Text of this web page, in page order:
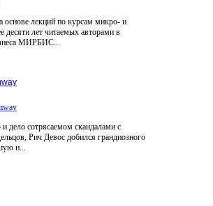
основе лекций по курсам микро- и
десяти лет читаемых авторами в
МИРБИС...
дело сотрясаемом скандалами с
Рич Девос добился грандиозного
н...